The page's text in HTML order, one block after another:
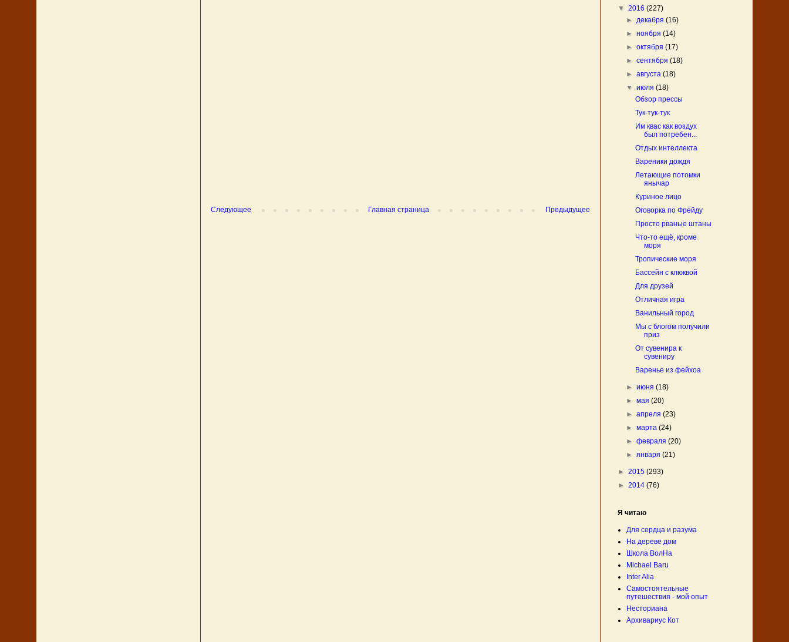
Следующее Предыдущее
Главная страница
▼ 2016 (227)
►декабря(16)
►ноября(14)
►октября(17)
►сентября(18)
►августа(18)
▼июля(18)
Обзор прессы
Тук-тук-тук
Им квас как воздух
был потребен...
Отдых интеллекта
Вареники дождя
Летающие потомки
янычар
Куриное лицо
Оговорка по Фрейду
Просто рваные штаны
Что-то ещё, кроме
моря
Тропические моря
Бассейн с клюквой
Для друзей
Отличная игра
Ванильный город
Мы с блогом получили
приз
От сувенира к
сувениру
Варенье из фейхоа
►июня(18)
►мая(20)
►апреля(23)
►марта(24)
►февраля(20)
►января(21)
► 2015 (293)
► 2014 (76)
Я читаю
Для сердца и разума
На дереве дом
Школа ВолНа
Michael Baru
Inter Alia
Самостоятельные
путешествия - мой опыт
Несториана
Архивариус Кот